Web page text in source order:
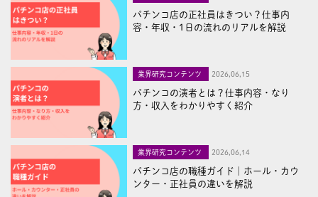
パチンコ店の正社員はきつい？仕事内
容・年収・1日の流れのリアルを解説
業界研究コンテンツ 2026,06,15
パチンコの演者とは？仕事内容・なり
方・収入をわかりやすく紹介
業界研究コンテンツ 2026,06,14
パチンコ店の職種ガイド｜ホール・カウ
ンター・正社員の違いを解説